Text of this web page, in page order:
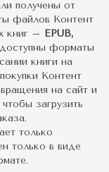
получены от
файлов Контент
книг – EPUB,
форматы
книги на
Контент
на сайт и
чтобы загрузить
только
только в виде